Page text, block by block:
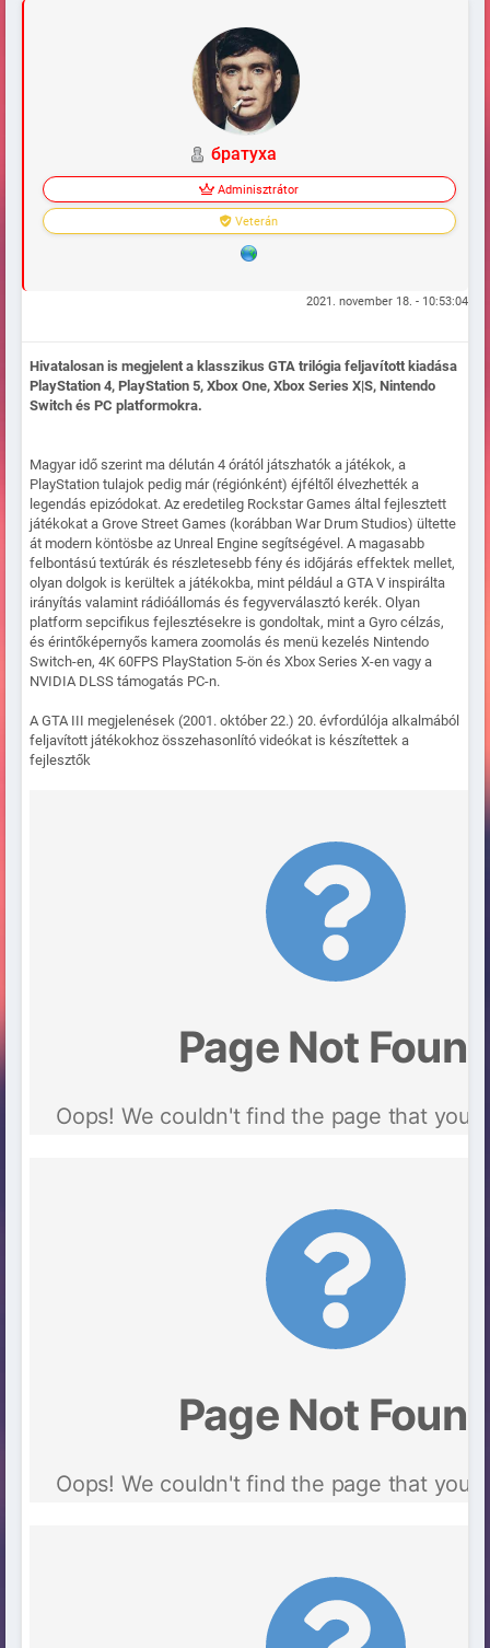
братуха
Adminisztrátor
Veterán
2021. november 18. - 10:53:04
Hivatalosan is megjelent a klasszikus GTA trilógia feljavított kiadása
PlayStation 4, PlayStation 5, Xbox One, Xbox Series X|S, Nintendo
Switch és PC platformokra.
Magyar idő szerint ma délután 4 órától játszhatók a játékok, a
PlayStation tulajok pedig már (régiónként) éjféltől élvezhették a
legendás epizódokat. Az eredetileg Rockstar Games által fejlesztett
játékokat a Grove Street Games (korábban War Drum Studios) ültette
át modern köntösbe az Unreal Engine segítségével. A magasabb
felbontású textúrák és részletesebb fény és időjárás effektek mellet,
olyan dolgok is kerültek a játékokba, mint például a GTA V inspirálta
irányítás valamint rádióállomás és fegyverválasztó kerék. Olyan
platform sepcifikus fejlesztésekre is gondoltak, mint a Gyro célzás,
és érintőképernyős kamera zoomolás és menü kezelés Nintendo
Switch-en, 4K 60FPS PlayStation 5-ön és Xbox Series X-en vagy a
NVIDIA DLSS támogatás PC-n.
A GTA III megjelenések (2001. október 22.) 20. évfordúlója alkalmából
feljavított játékokhoz összehasonlító videókat is készítettek a
fejlesztők